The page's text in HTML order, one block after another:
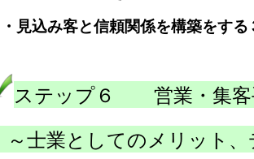
・ 見込み客と信頼関係を構築をす
ステップ６ 営業・集客
～士業としてのメリット